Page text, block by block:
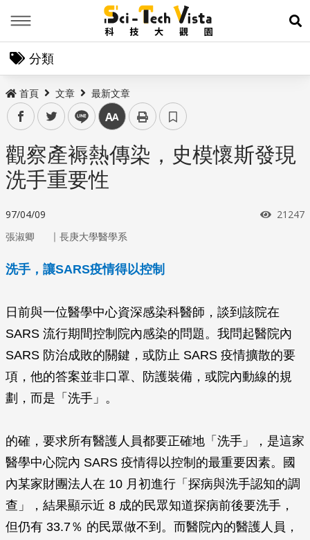
展
分類
首頁 文章 最新文章
facebooktwitter line 中
觀察產褥熱傳染，史模懷斯發現
洗手重要性
97/04/09 瀏覽次
21247
張淑卿 ｜ 長庚大學醫學系
洗手，讓SARS疫情得以控制
日前與一位醫學中心資深感染科醫師，談到該院在
SARS 流行期間控制院內感染的問題。我問起醫院內
SARS 防治成敗的關鍵，或防止 SARS 疫情擴散的要
項，他的答案並非口罩、防護裝備，或院內動線的規
劃，而是「洗手」。
的確，要求所有醫護人員都要正確地「洗手」，是這家
醫學中心院內 SARS 疫情得以控制的最重要因素。國
內某家財團法人在 10 月初進行「探病與洗手認知的調
查」，結果顯示近 8 成的民眾知道探病前後要洗手，
但仍有 33.7％ 的民眾做不到。而醫院內的醫護人員，